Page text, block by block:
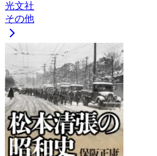
光文社
その他